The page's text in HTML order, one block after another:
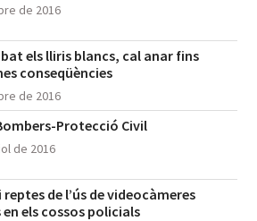
de 2016
els lliris blancs, cal anar fins
conseqüències
de 2016
Protecció Civil
de 2016
reptes de l’ús de videocàmeres
els cossos policials